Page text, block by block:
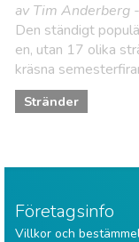
av Tim Anderberg
Den ständigt
en, utan 17 olika
kräsna
Stränder
Företagsinfo
Villkor och